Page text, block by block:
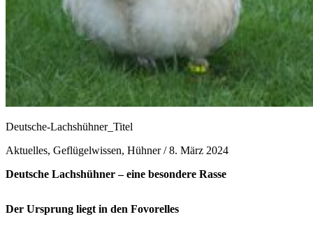
Deutsche-Lachshühner_Titel
Aktuelles, Geflügelwissen, Hühner /8. März 2024
Deutsche Lachshühner – eine besondere Rasse
Der Ursprung liegt in den Fovorelles